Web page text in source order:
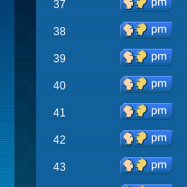
37
38
39
40
41
42
43